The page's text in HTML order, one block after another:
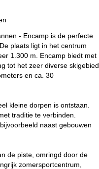
- Encamp is de perfecte
plaats ligt in het centrum
1.300 m. Encamp biedt met
tot het zeer diverse skigebied
en ca. 30
kleine dorpen is ontstaan.
traditie te verbinden.
naast gebouwen
de piste, omringd door de
zomersportcentrum,